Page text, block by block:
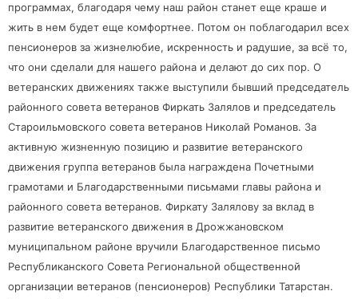
программах, благодаря чему наш район станет еще краше и
жить в нем будет еще комфортнее. Потом он поблагодарил всех
пенсионеров за жизнелюбие, искренность и радушие, за всё то,
что они сделали для нашего района и делают до сих пор. О
ветеранских движениях также выступили бывший председатель
районного совета ветеранов Фиркать Залялов и председатель
Староильмовского совета ветеранов Николай Романов. За
активную жизненную позицию и развитие ветеранского
движения группа ветеранов была награждена Почетными
грамотами и Благодарственными письмами главы района и
районного совета ветеранов. Фиркату Залялову за вклад в
развитие ветеранского движения в Дрожжановском
муниципальном районе вручили Благодарственное письмо
Республиканского Совета Региональной общественной
организации ветеранов (пенсионеров) Республики Татарстан.